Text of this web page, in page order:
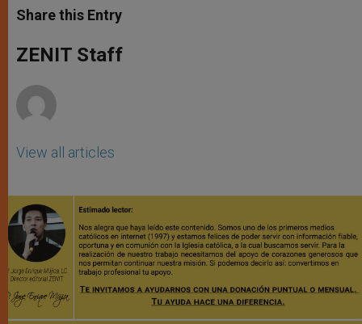
t
s
p
p
s
e
g
e
e
b
o
k
Share this Entry
ZENIT Staff
View all articles